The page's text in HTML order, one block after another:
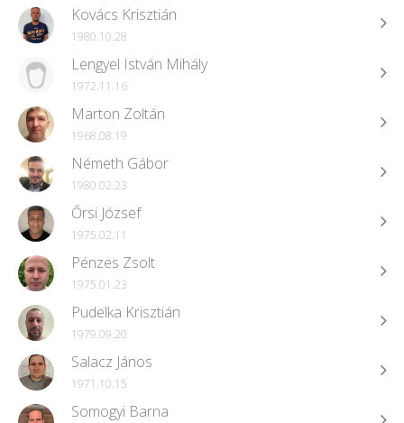
Kovács Krisztián
1980.10.28
Lengyel István Mihály
1972.11.16
Marton Zoltán
1968.08.19
Németh Gábor
1980.02.23
Őrsi József
1975.02.11
Pénzes Zsolt
1975.01.23
Pudelka Krisztián
1979.09.20
Salacz János
1971.10.15
Somogyi Barna